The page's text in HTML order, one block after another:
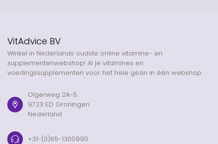
VitAdvice BV
Winkel in Nederlands oudste online vitamine- en
supplementenwebshop! Al je vitamines en
voedingssupplementen voor het hele gezin in één webshop.
Olgerweg 2A-5
9723 ED Groningen
Nederland
+31-(0)85-1300990